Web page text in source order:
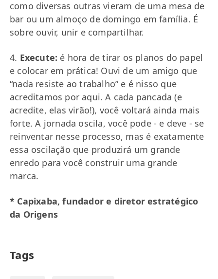
como diversas outras vieram de uma mesa de
bar ou um almoço de domingo em família. É
sobre ouvir, unir e compartilhar.
4. Execute: é hora de tirar os planos do papel
e colocar em prática! Ouvi de um amigo que
“nada resiste ao trabalho” e é nisso que
acreditamos por aqui. A cada pancada (e
acredite, elas virão!), você voltará ainda mais
forte. A jornada oscila, você pode - e deve - se
reinventar nesse processo, mas é exatamente
essa oscilação que produzirá um grande
enredo para você construir uma grande
marca.
* Capixaba, fundador e diretor estratégico
da Origens
Tags